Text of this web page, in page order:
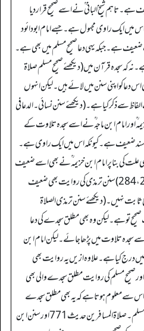
ہے۔ تاہم شیخ البانی ؒ نے اسے صحیح قرار دیا
ایک راوی مجہول ہے۔ جسے امام ابو دائود
ہے۔ جبکہ یہی دعا صحیح مسلم میں بھی ہے۔
نہ کہ سجدہ قرآن میں (دیکھئے صحیح مسلم صلاۃ
نسائی ؒ بھی اس دعا کو اپنی سنن میں لائے ہیں۔ لیکن انہوں
سے ذکر کیا ہے۔ (دیکھئے سنن نسائی۔ الدعا فی
خزیمہ ؒ اور امام ابن ماجہ ؒ نے اسے سجدہ تلاوت کے
سند ضعیف ہے۔ کیونکہ اس میں ایک راوی ہے۔
کی بنا پر امام ابن خزیمہ ؒ نے بھی اسے ضعیف
کہا ہے۔ (دیکھئے صحیح ابن خزیمہ: 283/1، 284) سنن ترمذی کی روایت بھی ضعیف
ثابت نہیں۔ (دیکھئے سنن ترمذی الصلاۃ
صحیح تو ہے۔ لیکن وہ بھی مطلق سجدے کی دعا
تلاوت میں پڑھا جائے۔ لیکن امام ابن
درج کیا ہے۔ علاوہ ازیں یہ روایت بھی
مسلم کی روایت مطلق سجدے والی بھی
سے معلوم ہوتا ہے کہ یہ بھی مطلق سجدے
کے بارے میں مروی ہے۔ (دیکھئے صحیح مسلم۔ صلاۃ المسافرین حدیث 771 اور سنن ابن